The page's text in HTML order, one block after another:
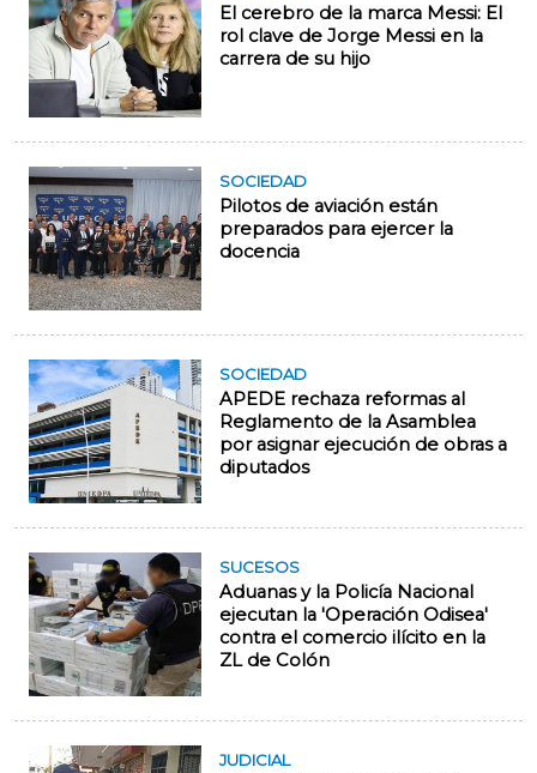
El cerebro de la marca Messi: El
rol clave de Jorge Messi en la
carrera de su hijo
SOCIEDAD
Pilotos de aviación están
preparados para ejercer la
docencia
SOCIEDAD
APEDE rechaza reformas al
Reglamento de la Asamblea
por asignar ejecución de obras a
diputados
SUCESOS
Aduanas y la Policía Nacional
ejecutan la 'Operación Odisea'
contra el comercio ilícito en la
ZL de Colón
JUDICIAL